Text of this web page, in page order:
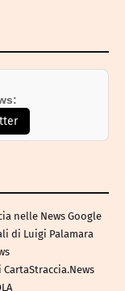
nelle News Google
di Luigi Palamara
CartaStraccia.News